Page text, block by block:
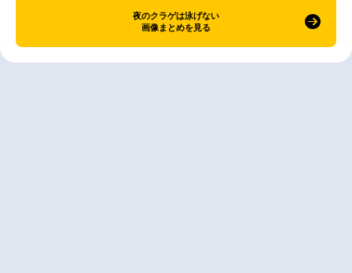
夜のクラゲは泳げない
画像まとめを見る